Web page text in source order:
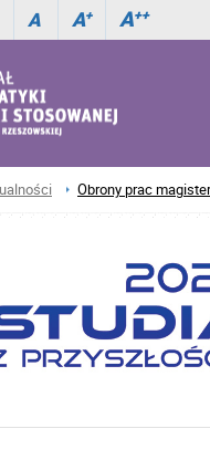
A A+ A++
Obrony prac